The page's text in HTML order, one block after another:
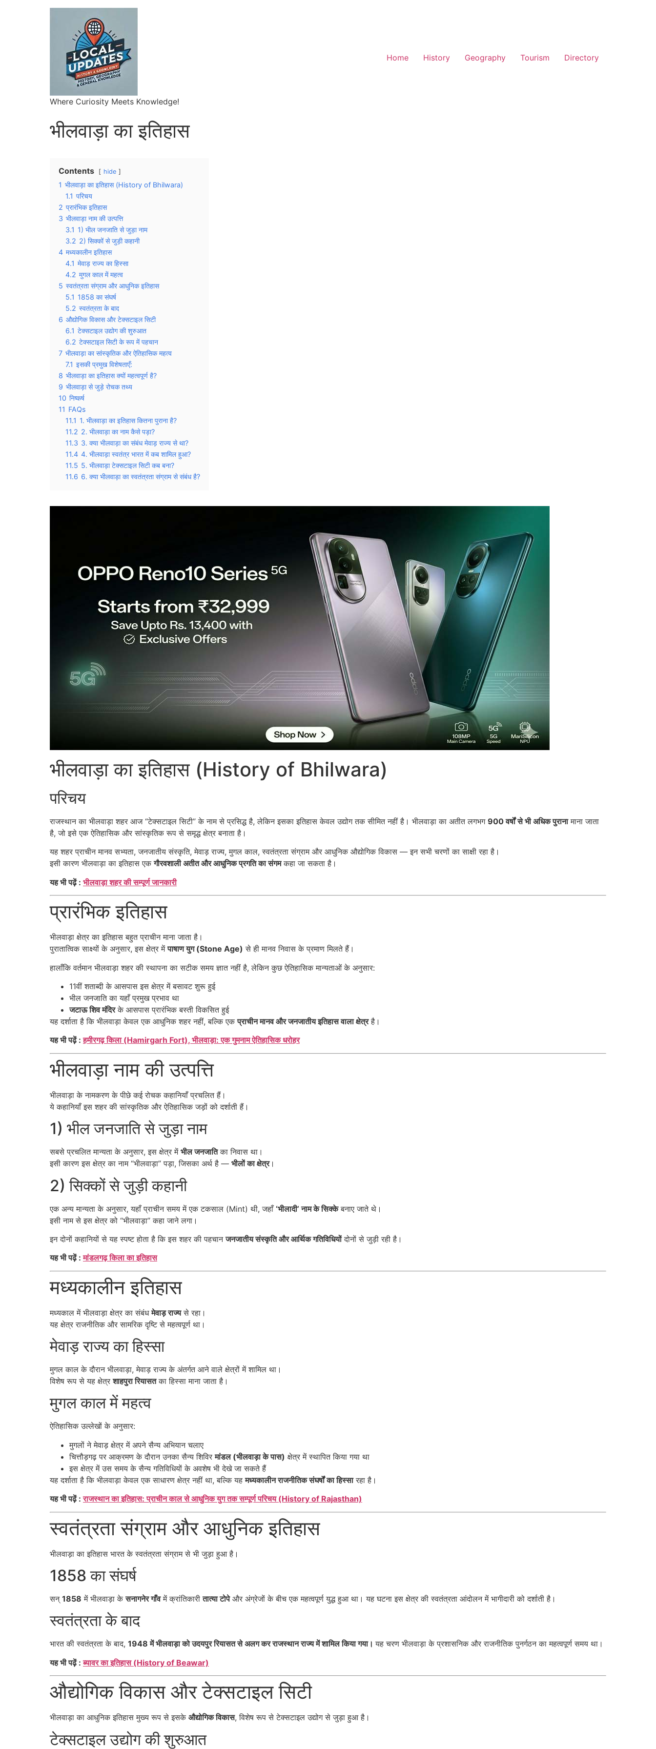
Where Curiosity Meets Knowledge!
Home History Geography Tourism Directory
भीलवाड़ा का इतिहास
Contents hide
1 भीलवाड़ा का इतिहास (History of Bhilwara)
1.1 परिचय
2 प्रारंभिक इतिहास
3 भीलवाड़ा नाम की उत्पत्ति
3.1 1) भील जनजाति से जुड़ा नाम
3.2 2) सिक्कों से जुड़ी कहानी
4 मध्यकालीन इतिहास
4.1 मेवाड़ राज्य का हिस्सा
4.2 मुगल काल में महत्व
5 स्वतंत्रता संग्राम और आधुनिक इतिहास
5.1 1858 का संघर्ष
5.2 स्वतंत्रता के बाद
6 औद्योगिक विकास और टेक्सटाइल सिटी
6.1 टेक्सटाइल उद्योग की शुरुआत
6.2 टेक्सटाइल सिटी के रूप में पहचान
7 भीलवाड़ा का सांस्कृतिक और ऐतिहासिक महत्व
7.1 इसकी प्रमुख विशेषताएँ:
8 भीलवाड़ा का इतिहास क्यों महत्वपूर्ण है?
9 भीलवाड़ा से जुड़े रोचक तथ्य
10 निष्कर्ष
11 FAQs
11.1 1. भीलवाड़ा का इतिहास कितना पुराना है?
11.2 2. भीलवाड़ा का नाम कैसे पड़ा?
11.3 3. क्या भीलवाड़ा का संबंध मेवाड़ राज्य से था?
11.4 4. भीलवाड़ा स्वतंत्र भारत में कब शामिल हुआ?
11.5 5. भीलवाड़ा टेक्सटाइल सिटी कब बना?
11.6 6. क्या भीलवाड़ा का स्वतंत्रता संग्राम से संबंध है?
भीलवाड़ा का इतिहास (History of Bhilwara)
परिचय
राजस्थान का भीलवाड़ा शहर आज “टेक्सटाइल सिटी” के नाम से प्रसिद्ध है, लेकिन इसका इतिहास केवल उद्योग तक सीमित नहीं है। भीलवाड़ा का अतीत लगभग 900 वर्षों से भी अधिक पुरानामाना जाता
है, जो इसे एक ऐतिहासिक और सांस्कृतिक रूप से समृद्ध क्षेत्र बनाता है।
यह शहर प्राचीन मानव सभ्यता, जनजातीय संस्कृति, मेवाड़ राज्य, मुगल काल, स्वतंत्रता संग्राम और आधुनिक औद्योगिक विकास — इन सभी चरणों का साक्षी रहा है।
इसी कारण भीलवाड़ा का इतिहास एकगौरवशाली अतीत और आधुनिक प्रगति का संगमकहा जा सकता है।
यह भी पढ़ें : भीलवाड़ा शहर की सम्पूर्ण जानकारी
प्रारंभिक इतिहास
भीलवाड़ा क्षेत्र का इतिहास बहुत प्राचीन माना जाता है।
पुरातात्विक साक्ष्यों के अनुसार, इस क्षेत्र मेंपाषाण युग (Stone Age) से ही मानव निवास के प्रमाण मिलते हैं।
हालाँकि वर्तमान भीलवाड़ा शहर की स्थापना का सटीक समय ज्ञात नहीं है, लेकिन कुछ ऐतिहासिक मान्यताओं के अनुसार:
11वीं शताब्दी के आसपास इस क्षेत्र में बसावट शुरू हुई
भील जनजाति का यहाँ प्रमुख प्रभाव था
जटाऊ शिव मंदिरके आसपास प्रारंभिक बस्ती विकसित हुई
यह दर्शाता है कि भीलवाड़ा केवल एक आधुनिक शहर नहीं, बल्कि एकप्राचीन मानव और जनजातीय इतिहास वाला क्षेत्रहै।
यह भी पढ़ें :हमीरगढ़ किला (Hamirgarh Fort), भीलवाड़ा: एक गुमनाम ऐतिहासिक धरोहर
भीलवाड़ा नाम की उत्पत्ति
भीलवाड़ा के नामकरण के पीछे कई रोचक कहानियाँ प्रचलित हैं।
ये कहानियाँ इस शहर की सांस्कृतिक और ऐतिहासिक जड़ों को दर्शाती हैं।
1) भील जनजाति से जुड़ा नाम
सबसे प्रचलित मान्यता के अनुसार, इस क्षेत्र में भील जनजातिका निवास था।
इसी कारण इस क्षेत्र का नाम “भीलवाड़ा” पड़ा, जिसका अर्थ है — भीलों का क्षेत्र।
2) सिक्कों से जुड़ी कहानी
एक अन्य मान्यता के अनुसार, यहाँ प्राचीन समय में एक टकसाल (Mint) थी, जहाँ ‘भीलादी’ नाम के सिक्केबनाए जाते थे।
इसी नाम से इस क्षेत्र को “भीलवाड़ा” कहा जाने लगा।
इन दोनों कहानियों से यह स्पष्ट होता है कि इस शहर की पहचानजनजातीय संस्कृति और आर्थिक गतिविधियोंदोनों से जुड़ी रही है।
यह भी पढ़ें :मांडलगढ़ किला का इतिहास
मध्यकालीन इतिहास
मध्यकाल में भीलवाड़ा क्षेत्र का संबंधमेवाड़ राज्यसे रहा।
यह क्षेत्र राजनीतिक और सामरिक दृष्टि से महत्वपूर्ण था।
मेवाड़ राज्य का हिस्सा
मुगल काल के दौरान भीलवाड़ा, मेवाड़ राज्य के अंतर्गत आने वाले क्षेत्रों में शामिल था।
विशेष रूप से यह क्षेत्रशाहपुरा रियासतका हिस्सा माना जाता है।
मुगल काल में महत्व
ऐतिहासिक उल्लेखों के अनुसार:
मुगलों ने मेवाड़ क्षेत्र में अपने सैन्य अभियान चलाए
चित्तौड़गढ़ पर आक्रमण के दौरान उनका सैन्य शिविरमांडल (भीलवाड़ा के पास) क्षेत्र में स्थापित किया गया था
इस क्षेत्र में उस समय के सैन्य गतिविधियों के अवशेष भी देखे जा सकते हैं
यह दर्शाता है कि भीलवाड़ा केवल एक साधारण क्षेत्र नहीं था, बल्कि यहमध्यकालीन राजनीतिक संघर्षों का हिस्सारहा है।
यह भी पढ़ें :राजस्थान का इतिहास: प्राचीन काल से आधुनिक युग तक सम्पूर्ण परिचय (History of Rajasthan)
स्वतंत्रता संग्राम और आधुनिक इतिहास
भीलवाड़ा का इतिहास भारत के स्वतंत्रता संग्राम से भी जुड़ा हुआ है।
1858 का संघर्ष
सन् 1858 में भीलवाड़ा केसनागनेर गाँवमें क्रांतिकारीतात्या टोपेऔर अंग्रेजों के बीच एक महत्वपूर्ण युद्ध हुआ था। यह घटना इस क्षेत्र की स्वतंत्रता आंदोलन में भागीदारी को दर्शाती है।
स्वतंत्रता के बाद
भारत की स्वतंत्रता के बाद, 1948 में भीलवाड़ा को उदयपुर रियासत से अलग कर राजस्थान राज्य में शामिल किया गया।यह चरण भीलवाड़ा के प्रशासनिक और राजनीतिक पुनर्गठन का महत्वपूर्ण समय था।
यह भी पढ़ें :ब्यावर का इतिहास (History of Beawar)
औद्योगिक विकास और टेक्सटाइल सिटी
भीलवाड़ा का आधुनिक इतिहास मुख्य रूप से इसके औद्योगिक विकास, विशेष रूप से टेक्सटाइल उद्योग से जुड़ा हुआ है।
टेक्सटाइल उद्योग की शुरुआत